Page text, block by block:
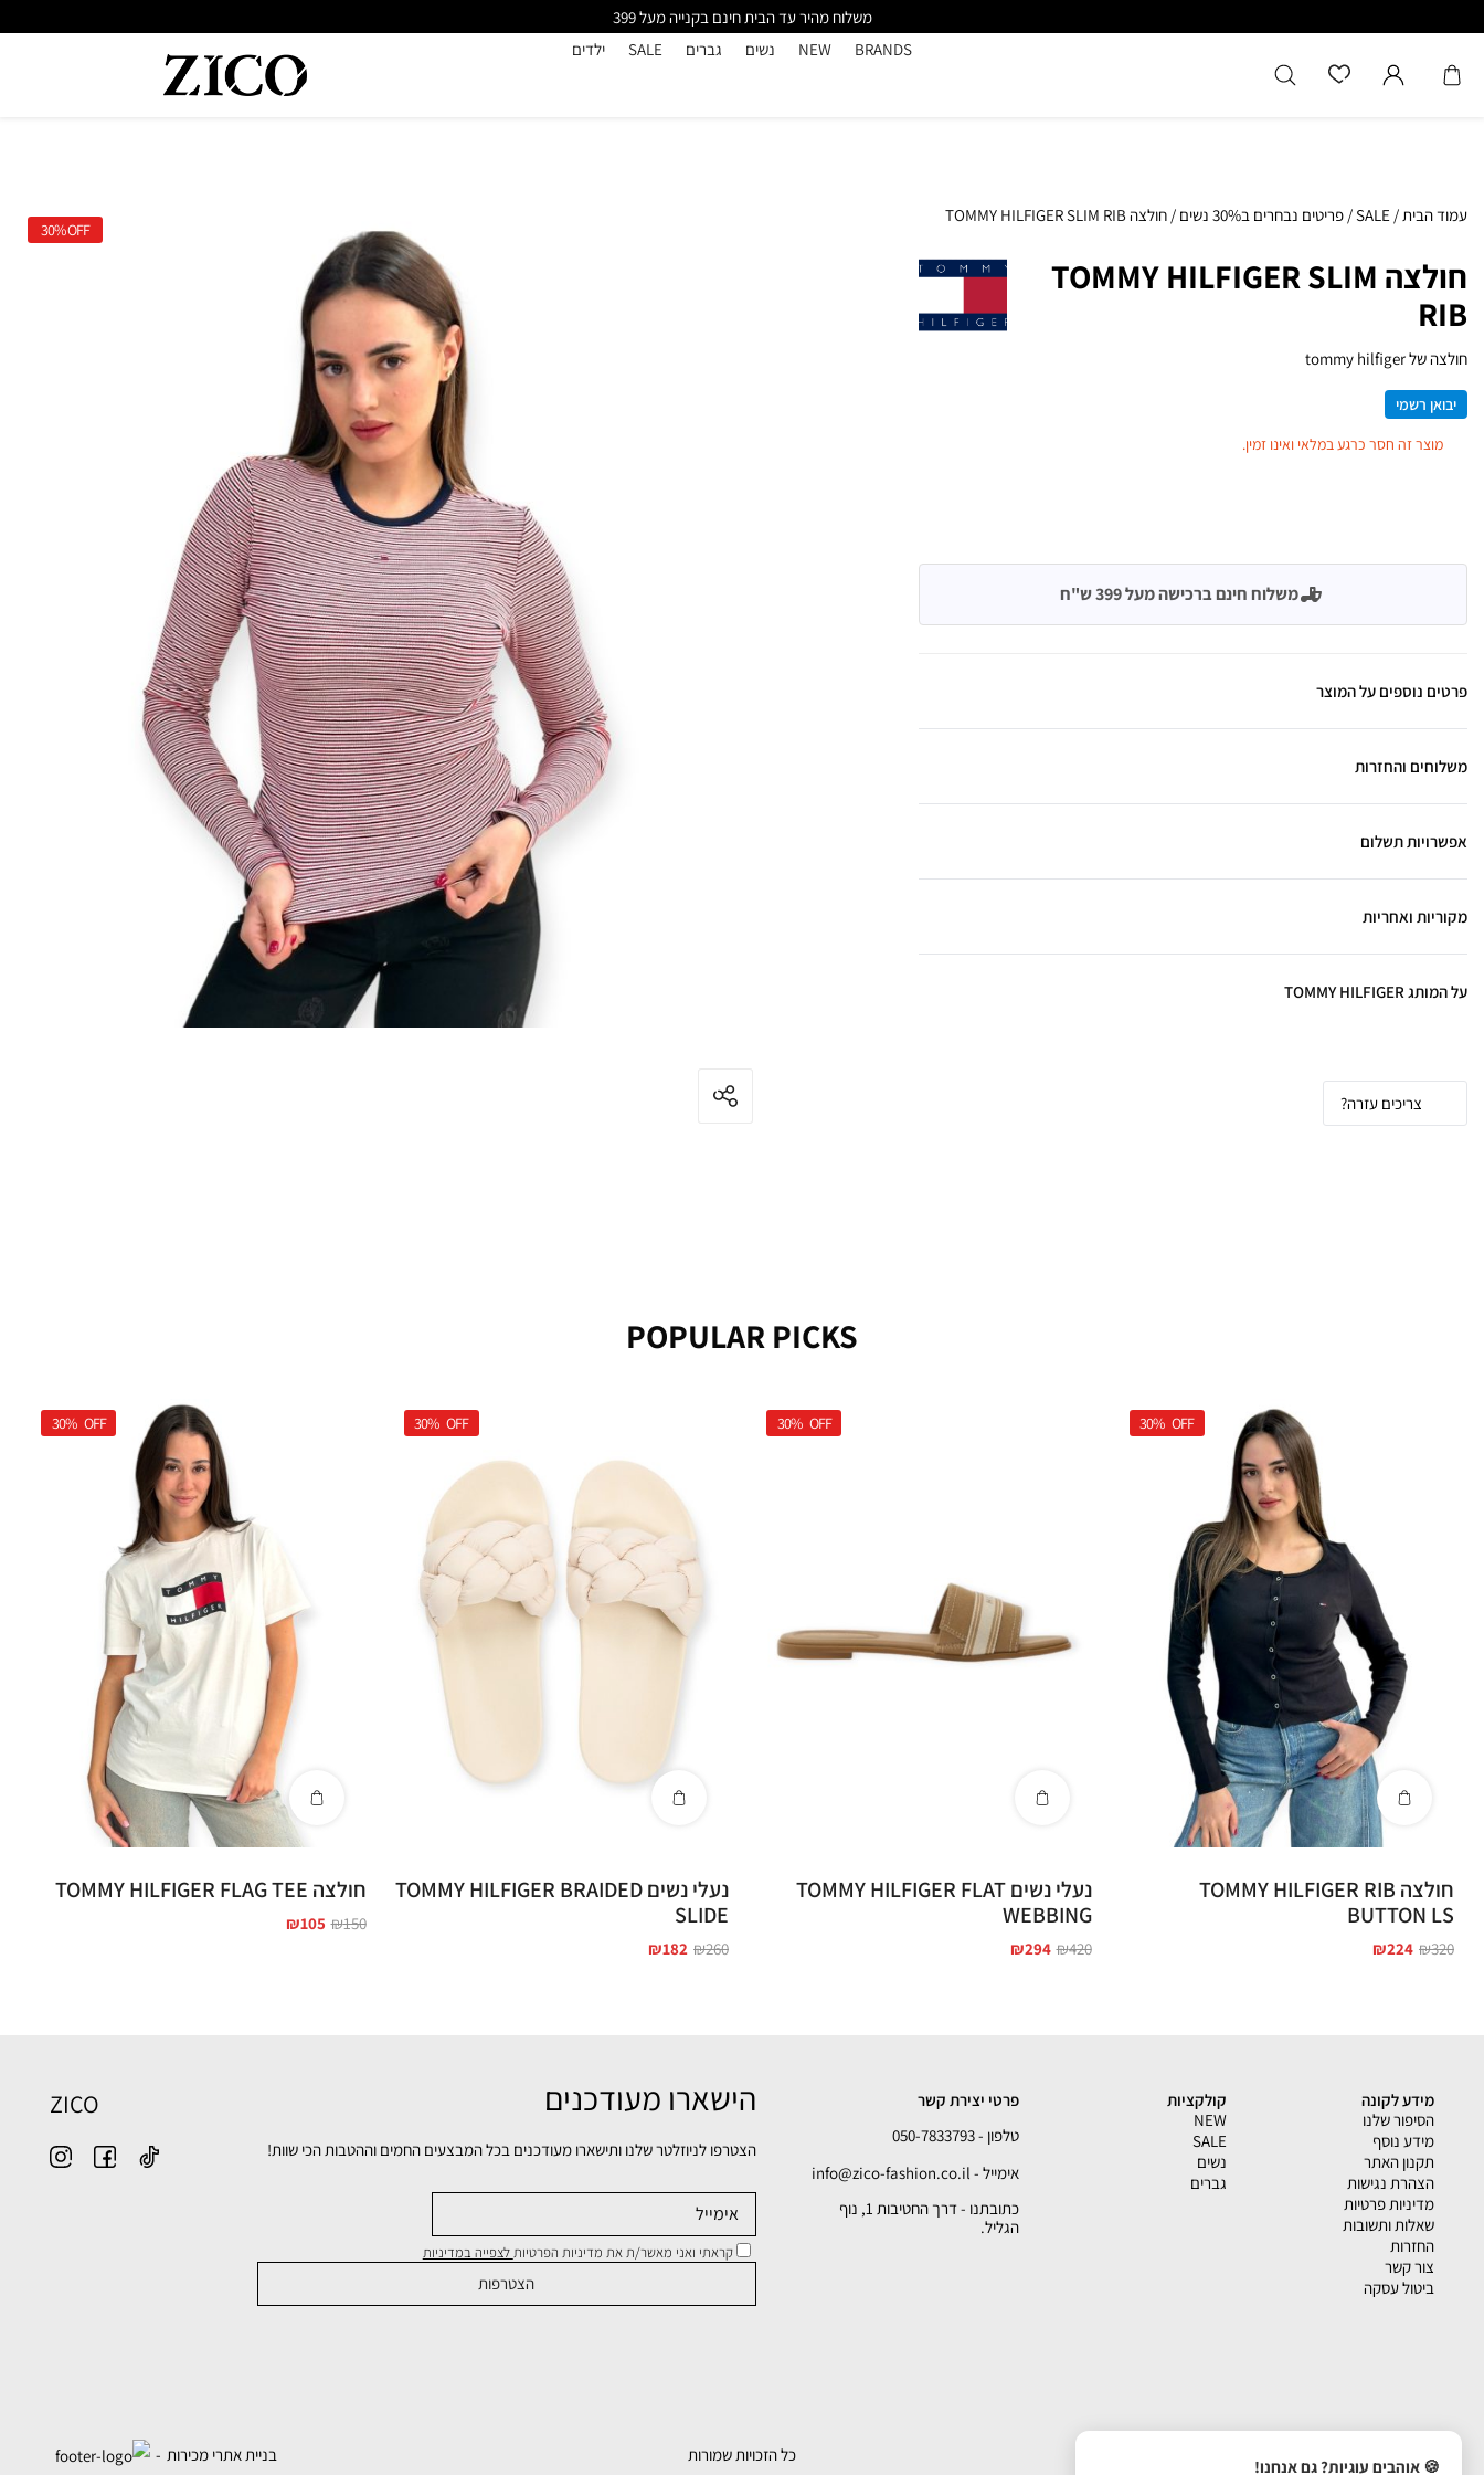
משלוח מהיר עד הבית חינם בקנייה מעל 399
BRANDS
NEW נשים גברים SALE ילדים
30%OFF
עמוד הבית/
SALE
/ פריטים נבחרים ב30% נשים / חולצה TOMMY HILFIGER SLIM RIB
חולצה TOMMY HILFIGER SLIM
RIB
חולצה של tommy hilfiger
יבואן רשמי
מוצר זה חסר כרגע במלאי ואינו זמין.
משלוח חינם ברכישה מעל 399 ש"ח
פרטים נוספים על המוצר
משלוחים והחזרות
אפשרויות תשלום
מקוריות ואחריות
על המותג TOMMY HILFIGER
נעליים של טומי - סניקרס, מגפיים וסנדלים לנשים
טומי הילפיגר נעלי נשים בסגנון יומיומי
מגפי טומי הילפיגר לנשים לעונת החורף, כולל נעלי טומי גבוהות למי שאוהבת לוק יותר בולט.
וגם סנדלי טומי הילפיגר לנשים
Tommy Hilfiger מבצעים - כשמותג יוקרתי הופך משתלם
למה לקנותTommy Hilfigerב־
מוצרים מקוריים בלבד מיבואן רשמי
משלוח חינם בקנייה מעל 399 ₪
משלוחים מהירים לכל הארץ
שירות אישי וזמין בוואטסאפ
אפשר למדוד בחנות לפני רכישה?
יש החלפות?
צריכים עזרה?
POPULAR PICKS
30% OFF
חולצה TOMMY HILFIGER RIB
BUTTON LS
₪320
₪224
30% OFF
נעלי נשים TOMMY HILFIGER FLAT
WEBBING
₪420
₪294
30% OFF
נעלי נשים TOMMY HILFIGER BRAIDED
SLIDE
₪260
₪182
30% OFF
חולצה TOMMY HILFIGER FLAG TEE
₪150
₪105
מידע לקונה
הסיפור שלנו
מידע נוסף
תקנון האתר
הצהרת נגישות
מדיניות פרטיות
שאלות ותשובות
החזרות
צור קשר
ביטול עסקה
קולקציות
NEW
SALE
נשים
גברים
פרטי יצירת קשר
טלפון - 050-7833793
אימייל - info@zico-fashion.co.il
כתובתנו - דרך החטיבות 1, נוף
הגליל.
הישארו מעודכנים
הצטרפו לניוזלטר שלנו ותישארו מעודכנים בכל המבצעים החמים וההטבות הכי שוות!
קראתי ואני מאשר/ת את מדיניות הפרטיותלצפייה במדיניות
ZICO
בניית אתרי מכירות כל הזכויות שמורות
🍪 אוהבים עוגיות? גם אנחנו!